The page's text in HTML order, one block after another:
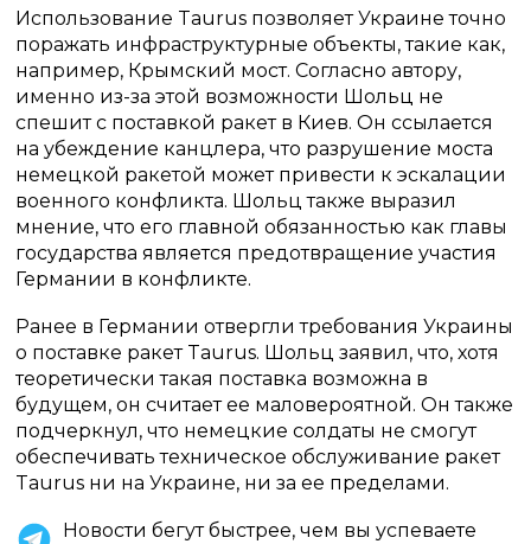
Использование Taurus позволяет Украине точно
поражать инфраструктурные объекты, такие как,
например, Крымский мост. Согласно автору,
именно из-за этой возможности Шольц не
спешит с поставкой ракет в Киев. Он ссылается
на убеждение канцлера, что разрушение моста
немецкой ракетой может привести к эскалации
военного конфликта. Шольц также выразил
мнение, что его главной обязанностью как главы
государства является предотвращение участия
Германии в конфликте.
Ранее в Германии отвергли требования Украины
о поставке ракет Taurus. Шольц заявил, что, хотя
теоретически такая поставка возможна в
будущем, он считает ее маловероятной. Он также
подчеркнул, что немецкие солдаты не смогут
обеспечивать техническое обслуживание ракет
Taurus ни на Украине, ни за ее пределами.
Новости бегут быстрее, чем вы успеваете